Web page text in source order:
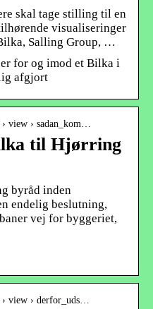
skal tage stilling til en
visualiseringer
Salling Group, …
for og imod et Bilka i
afgjort
view › sadan_kom…
til Hjørring
byråd inden
endelig beslutning,
vej for byggeriet,
view › derfor_uds…